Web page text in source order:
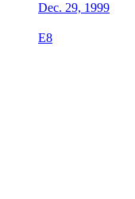
Dec. 29, 1999
E8